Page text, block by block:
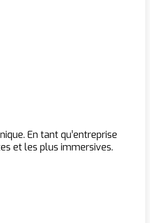
En tant qu’entreprise
et les plus immersives.